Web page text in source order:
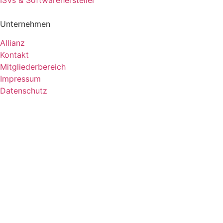
Unternehmen
Allianz
Kontakt
Mitgliederbereich
Impressum
Datenschutz